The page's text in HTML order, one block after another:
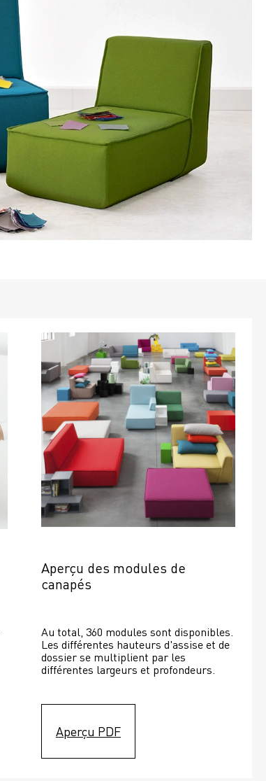
Aperçu des modules de
canapés
Au total, 360 modules sont disponibles.
Les différentes hauteurs d'assise et de
dossier se multiplient par les
différentes largeurs et profondeurs.
Aperçu PDF